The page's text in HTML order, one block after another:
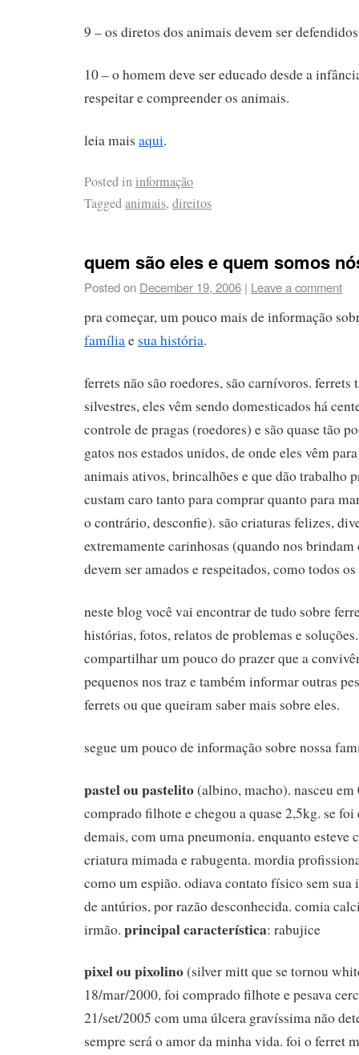
9 – os diretos dos animais devem ser
10 – o homem deve ser educado desde a
respeitar e compreender os animais.
leia mais aqui.
Posted ininformação
Taggedanimais, direitos
quem são eles e quem somos
Posted on December 19, 2006 | Leave a comment
pra começar, um pouco mais de informação
famíliae sua história.
ferrets não são roedores, são carnívoros. ferrets
silvestres, eles vêm sendo domesticados há
controle de pragas (roedores) e são quase tão
gatos nos estados unidos, de onde eles vêm
animais ativos, brincalhões e que dão trabalho
custam caro tanto para comprar quanto para
o contrário, desconfie). são criaturas felizes,
extremamente carinhosas (quando nos brindam
devem ser amados e respeitados, como todos
neste blog você vai encontrar de tudo sobre
histórias, fotos, relatos de problemas e
compartilhar um pouco do prazer que a
pequenos nos traz e também informar outras
ferrets ou que queiram saber mais sobre eles.
segue um pouco de informação sobre nossa
pastel ou pastelito(albino, macho). nasceu
comprado filhote e chegou a quase 2,5kg. se
demais, com uma pneumonia. enquanto esteve
criatura mimada e rabugenta. mordia
como um espião. odiava contato físico sem
de antúrios, por razão desconhecida. comia
irmão. principal característica: rabujice
pixel ou pixolino(silver mitt que se tornou
18/mar/2000, foi comprado filhote e pesava
21/set/2005 com uma úlcera gravíssima não
sempre será o amor da minha vida. foi o ferret